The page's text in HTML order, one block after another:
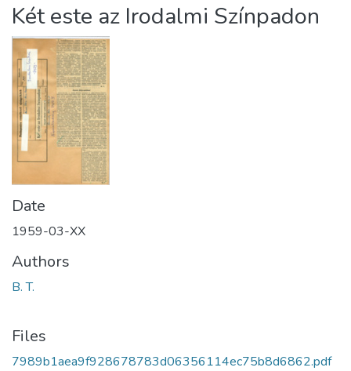
About us
Két este az Irodalmi Színpadon
Date
1959-03-XX
Authors
B. T.
Files
7989b1aea9f928678783d06356114ec75b8d6862.pdf